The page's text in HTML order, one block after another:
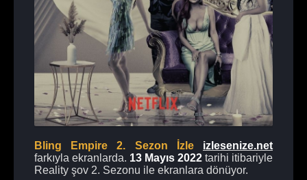
Bling Empire 2. Sezon İzle
izlesenize.net
farkıyla ekranlarda. 13 Mayıs 2022 tarihi itibariyle
Reality şov 2. Sezonu ile ekranlara dönüyor.